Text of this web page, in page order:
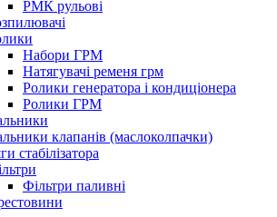
РМК рульові
Набори ГРМ
Натягувачі ременя грм
Ролики генератора і кондиціонера
Ролики ГРМ
клапанів (маслоколпачки)
стабілізатора
Фільтри паливні